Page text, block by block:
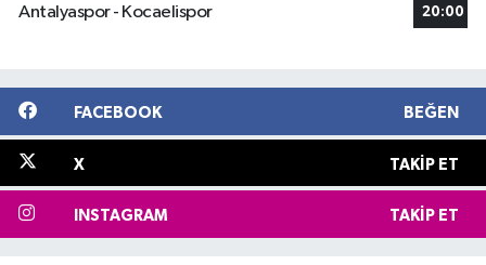
Antalyaspor - Kocaelispor 20:00
FACEBOOK BEĞEN
X TAKIP ET
INSTAGRAM TAKIP ET